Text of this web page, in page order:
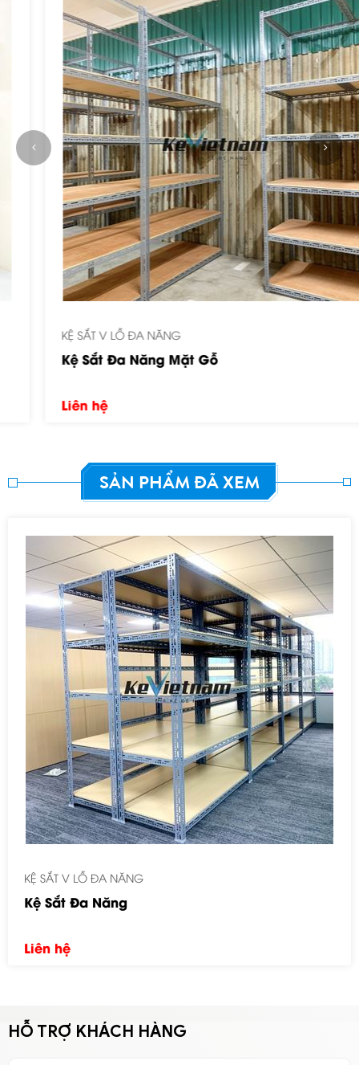
KỆ SẮT V LỖ ĐA NĂNG
Kệ Sắt Đa Năng Mặt Gỗ
Liên hệ
SẢN PHẨM ĐÃ XEM
KỆ SẮT V LỖ ĐA NĂNG
Kệ Sắt Đa Năng
Liên hệ
HỖ TRỢ KHÁCH HÀNG